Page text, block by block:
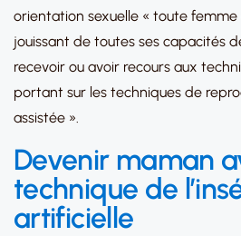
orientation sexuelle « toute femme
jouissant de toutes ses capacités
recevoir ou avoir recours aux
portant sur les techniques de
assistée ».
Devenir maman
technique de
artificielle